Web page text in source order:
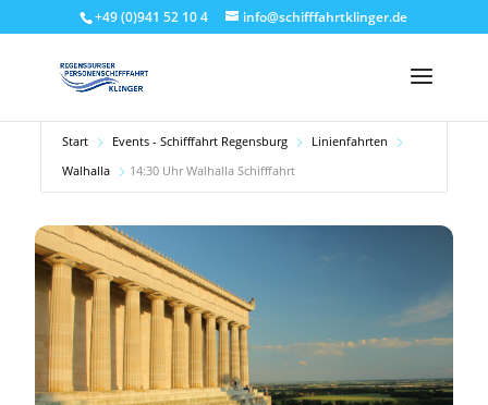
+49 (0)941 52 10 4 info@schifffahrtklinger.de
Start Events - Schifffahrt Regensburg
Linienfahrten
Walhalla
14:30 Uhr Walhalla Schifffahrt